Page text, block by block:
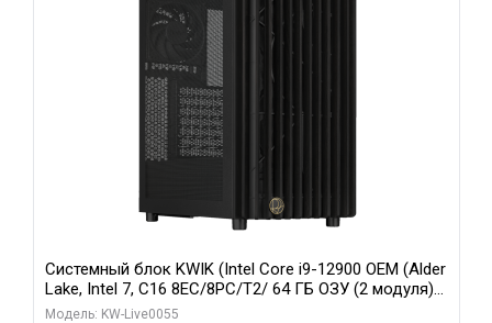
Системный блок KWIK (Intel Core i9-12900 OEM (Alder
Lake, Intel 7, C16 8EC/8PC/T2/ 64 ГБ ОЗУ (2 модуля)/
MSI RTX5080 SHADOW 3X OC 16GB GDDR7 256bit 3xDP
Модель: KW-Live0055